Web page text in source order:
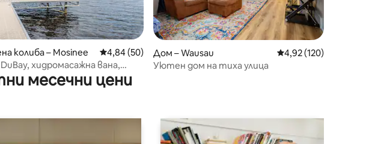
5 от 5, 26 отзива
колиба – Mosinee Средна оценка: 4,84 от 5, 50 отзива
4,84 (50)
хидромасажна вана,
риболов, Гранит Пийк
Дом – Wausau Средна оценка: 4,92
4,92 (120)
Уютен дом на тиха улица
месечни цени